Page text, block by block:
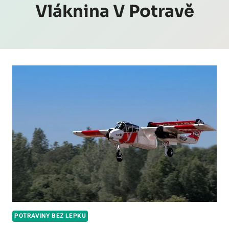
Vláknina V Potravě
POTRAVINY BEZ LEPKU